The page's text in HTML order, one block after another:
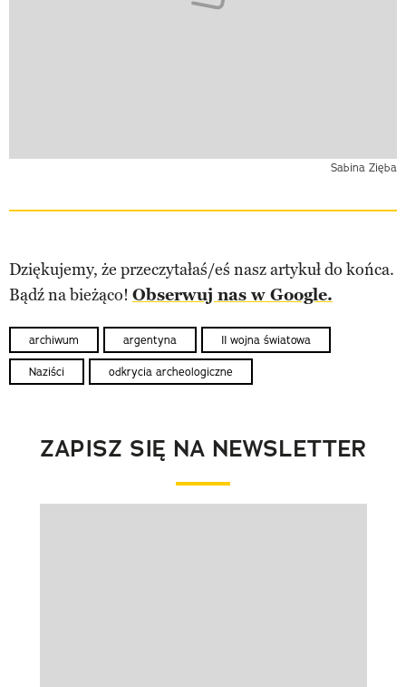
Sabina Zięba
Dziękujemy, że przeczytałaś/eś nasz artykuł do końca.
Bądź na bieżąco! Obserwuj nas w Google.
archiwum argentyna II wojna światowa
Naziści odkrycia archeologiczne
ZAPISZ SIĘ NA NEWSLETTER